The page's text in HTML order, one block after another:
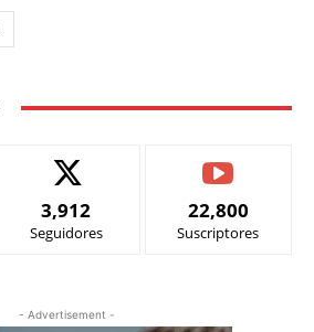
3,912
Seguidores
22,800
Suscriptores
- Advertisement -